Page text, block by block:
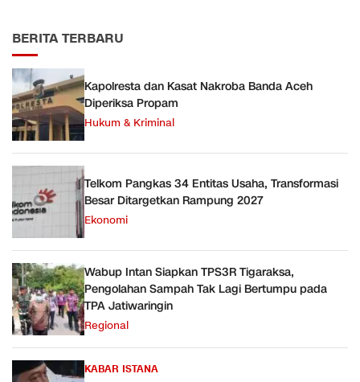
BERITA TERBARU
Kapolresta dan Kasat Nakroba Banda Aceh
Diperiksa Propam
Hukum & Kriminal
Telkom Pangkas 34 Entitas Usaha, Transformasi
Besar Ditargetkan Rampung 2027
Ekonomi
Wabup Intan Siapkan TPS3R Tigaraksa,
Pengolahan Sampah Tak Lagi Bertumpu pada
TPA Jatiwaringin
Regional
KABAR ISTANA